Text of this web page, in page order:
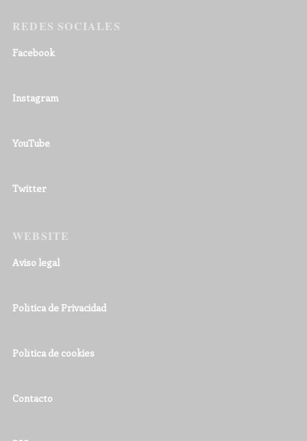
REDES SOCIALES
Facebook
Instagram
YouTube
Twitter
WEBSITE
Aviso legal
Política de Privacidad
Política de cookies
Contacto